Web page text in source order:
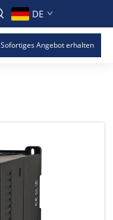
DE
Sofortiges Angebot erhalten